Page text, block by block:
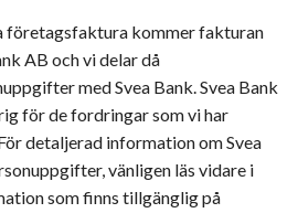
företagsfaktura kommer fakturan
AB och vi delar då
med Svea Bank. Svea Bank
för de fordringar som vi har
detaljerad information om Svea
vänligen läs vidare i
som finns tillgänglig på